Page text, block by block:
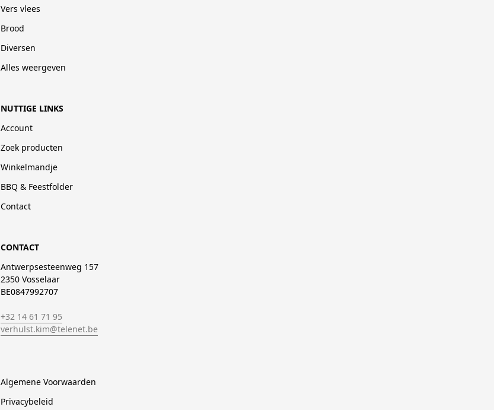
Vers vlees
Brood
Diversen
Alles weergeven
NUTTIGE LINKS
Account
Zoek producten
Winkelmandje
BBQ & Feestfolder
Contact
CONTACT
Antwerpsesteenweg 157
2350 Vosselaar
BE0847992707
+32 14 61 71 95
verhulst.kim@telenet.be
Algemene Voorwaarden
Privacybeleid